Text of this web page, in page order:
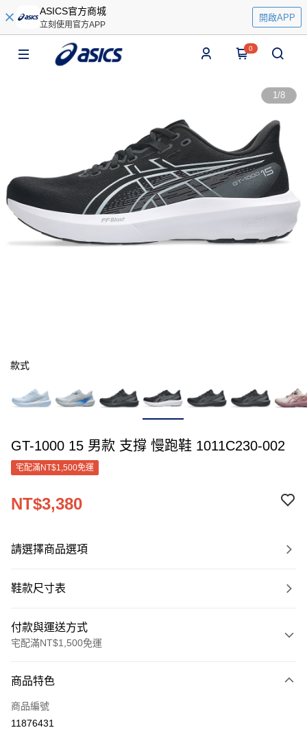
ASICS官方商城
立刻使用官方APP
開啟APP
0
1/8
款式
GT-1000 15 男款 支撐 慢跑鞋 1011C230-002
宅配滿NT$1,500免運
NT$3,380
請選擇商品選項
鞋款尺寸表
付款與運送方式
宅配滿NT$1,500免運
信用卡一次付款
運送方式
商品特色
商品編號
11876431